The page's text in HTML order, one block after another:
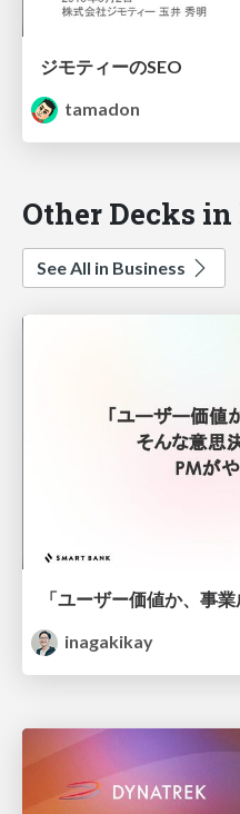
ジモティーのSEO
tamadon
Other Decks
See All in Business
inagakikay